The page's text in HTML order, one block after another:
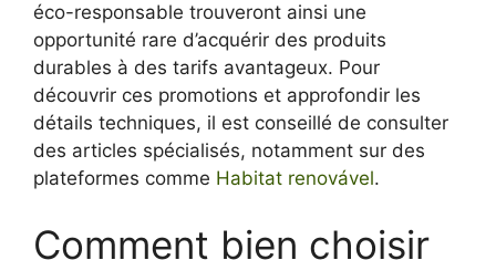
éco-responsable trouveront ainsi une
opportunité rare d’acquérir des produits
durables à des tarifs avantageux. Pour
découvrir ces promotions et approfondir les
détails techniques, il est conseillé de consulter
des articles spécialisés, notamment sur des
plateformes comme Habitat renovável.
Comment bien choisir